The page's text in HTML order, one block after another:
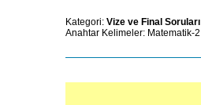
Kategori: Vize ve Final Soruları
Anahtar Kelimeler: Matematik-2